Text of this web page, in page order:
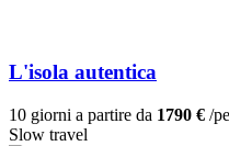
L'isola autentica
10 giorni a partire da 1790 € /
Slow travel